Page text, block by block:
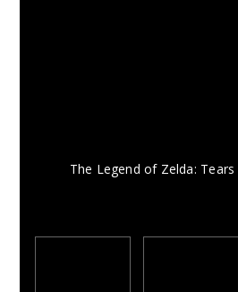
The Legend of Zelda: